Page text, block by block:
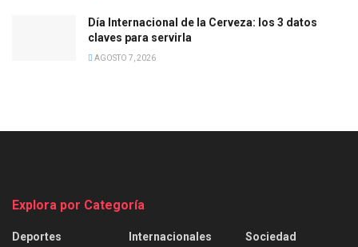
Día Internacional de la Cerveza: los 3 datos
claves para servirla
AGOSTO 7, 2026
Explora por Categoría
Deportes Internacionales Sociedad